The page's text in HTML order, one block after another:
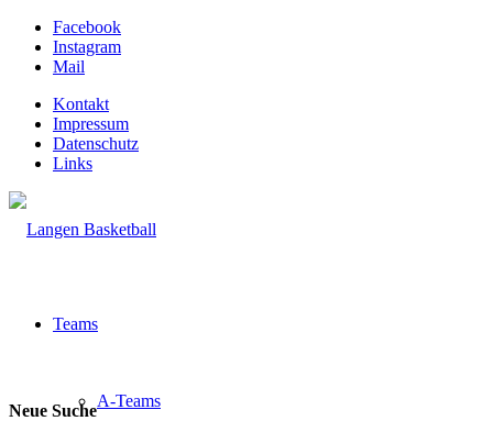
Facebook
Instagram
Mail
Kontakt
Impressum
Datenschutz
Links
Teams
A-Teams
Neue Suche